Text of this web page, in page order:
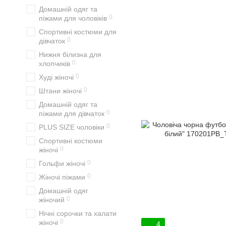
4
Домашній одяг та
піжами для чоловіків 0
Спортивні костюми для
дівчаток 0
Нижня білизна для
хлопчиків 0
Худі жіночі 0
Штани жіночі 0
Домашній одяг та
піжами для дівчаток 0
PLUS SIZE чоловіки 0
Спортивні костюми
жіночі 0
Гольфи жіночі 0
Жіночі піжами 0
Домашній одяг
жіночий 0
Нічні сорочки та халати
жіночі 0